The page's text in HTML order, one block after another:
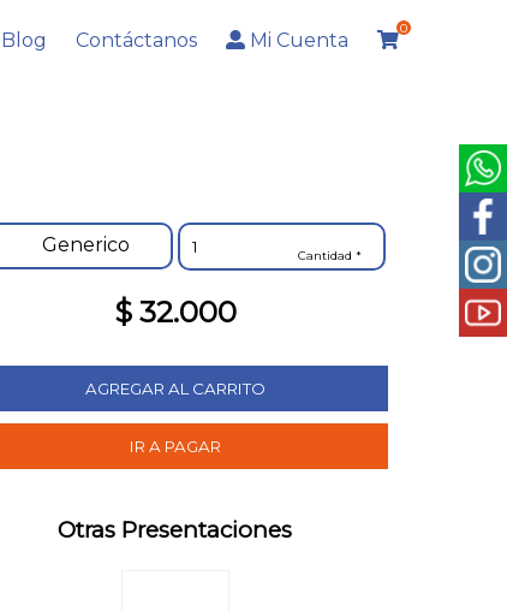
Blog Contáctanos Mi Cuenta
0
Generico Cantidad *
$ 32.000
Otras Presentaciones